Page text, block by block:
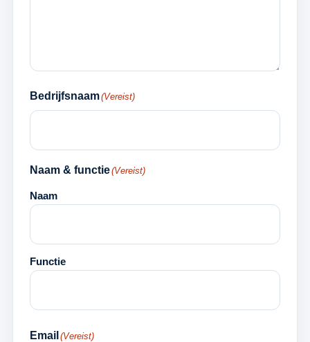
Bedrijfsnaam(Vereist)
Naam & functie(Vereist)
Naam
Functie
Email (Vereist)